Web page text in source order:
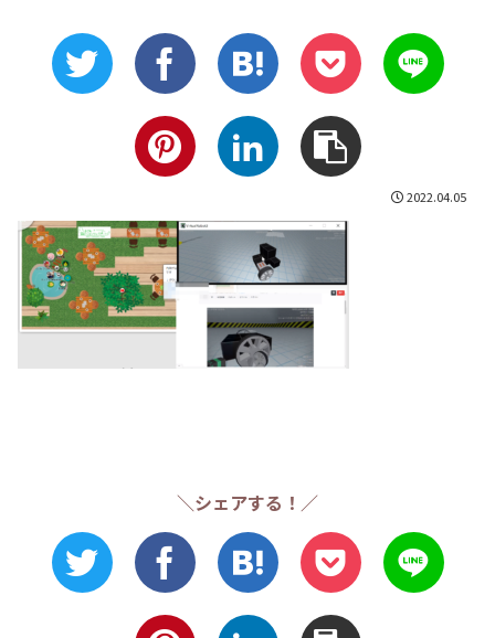
2022.04.05
＼シェアする！／